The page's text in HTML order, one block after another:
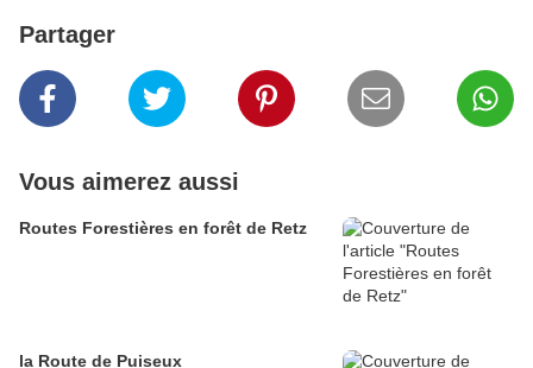
Partager
Vous aimerez aussi
Routes Forestières en forêt de Retz
la Route de Puiseux